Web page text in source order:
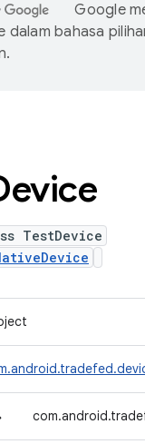
Google
dalam bahasa
TestDevice